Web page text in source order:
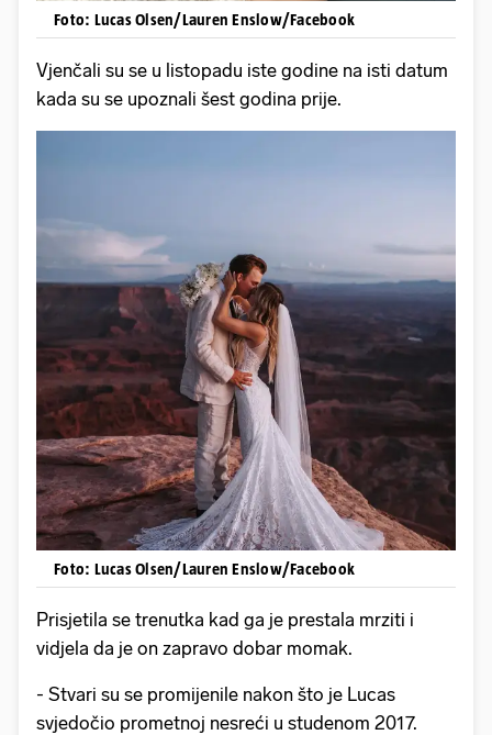
Foto: Lucas Olsen/Lauren Enslow/Facebook
Vjenčali su se u listopadu iste godine na isti datum
kada su se upoznali šest godina prije.
Foto: Lucas Olsen/Lauren Enslow/Facebook
Prisjetila se trenutka kad ga je prestala mrziti i
vidjela da je on zapravo dobar momak.
- Stvari su se promijenile nakon što je Lucas
svjedočio prometnoj nesreći u studenom 2017.